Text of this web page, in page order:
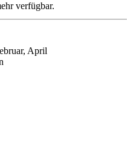
verfügbar.
April